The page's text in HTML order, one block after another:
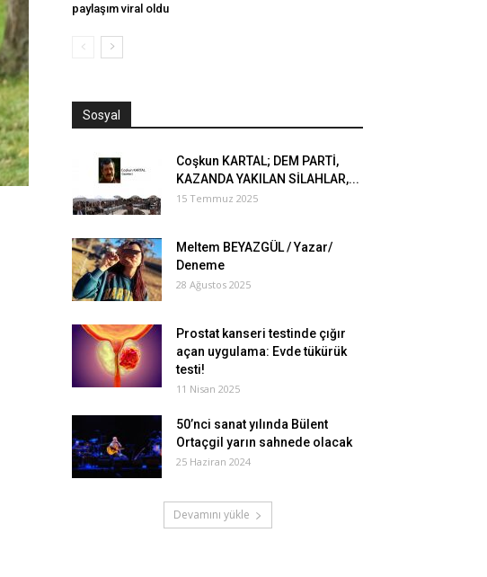
paylaşım viral oldu
Sosyal
Coşkun KARTAL; DEM PARTİ,
KAZANDA YAKILAN SİLAHLAR,...
15 Temmuz 2025
Meltem BEYAZGÜL / Yazar/
Deneme
28 Ağustos 2025
Prostat kanseri testinde çığır
açan uygulama: Evde tükürük
testi!
11 Nisan 2025
50’nci sanat yılında Bülent
Ortaçgil yarın sahnede olacak
25 Haziran 2024
Devamını yükle